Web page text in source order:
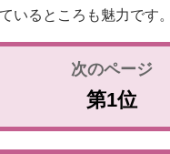
いるところも魅力です。
第1位